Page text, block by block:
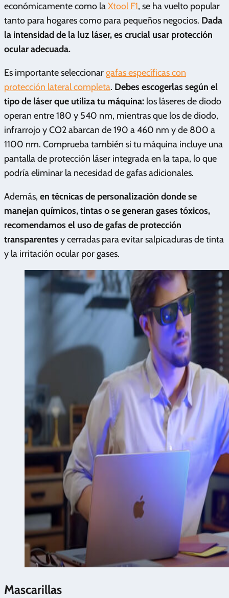
económicamente como laXtool F1, se ha vuelto popular
tanto para hogares como para pequeños negocios. Dada
la intensidad de la luz láser, es crucial usar protección
ocular adecuada.
Es importante seleccionargafas específicas con
protección lateral completa. Debes escogerlas según el
tipo de láser que utiliza tu máquina: los láseres de diodo
operan entre 180 y 540 nm, mientras que los de diodo,
infrarrojo y CO2 abarcan de 190 a 460 nm y de 800 a
1100 nm. Comprueba también si tu máquina incluye una
pantalla de protección láser integrada en la tapa, lo que
podría eliminar la necesidad de gafas adicionales.
Además, en técnicas de personalización donde se
manejan químicos, tintas o se generan gases tóxicos,
recomendamos el uso de gafas de protección
transparentes y cerradas para evitar salpicaduras de tinta
y la irritación ocular por gases.
Mascarillas